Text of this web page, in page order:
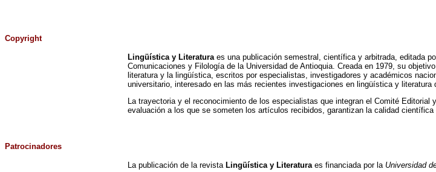
Copyright
Lingüística y Literatura es una publicación semestral, científica y arbitrada, editada
Comunicaciones y Filología de la Universidad de Antioquia. Creada en 1979, su
literatura y la lingüística, escritos por especialistas, investigadores y académicos
universitario, interesado en las más recientes investigaciones en lingüística y literatura
La trayectoria y el reconocimiento de los especialistas que integran el Comité
evaluación a los que se someten los artículos recibidos, garantizan la calidad científica
Patrocinadores
La publicación de la revista Lingüística y Literatura es financiada por la Universidad